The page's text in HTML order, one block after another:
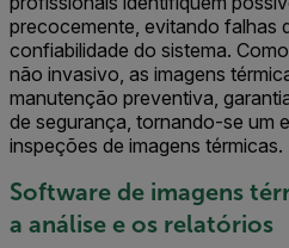
precocemente, evitando falhas
confiabilidade do sistema.
não invasivo, as imagens
manutenção preventiva,
de segurança, tornando-se um
inspeções de imagens térmicas.
Software de imagens
a análise e os relatórios